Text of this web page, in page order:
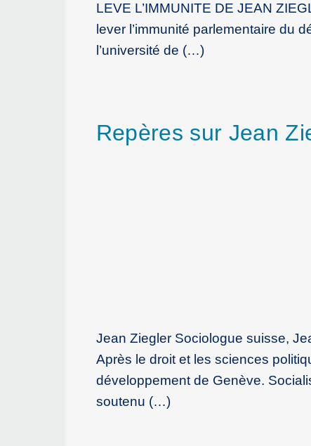
LEVE L’IMMUNITE DE JEAN
lever l’immunité parlementaire du
l’université de (…)
Repères sur Jean
Jean Ziegler Sociologue suisse,
Après le droit et les sciences
développement de Genève.
soutenu (…)